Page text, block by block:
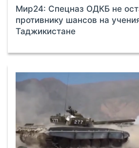
Мир24: Спецназ ОДКБ не
противнику шансов на
Таджикистане